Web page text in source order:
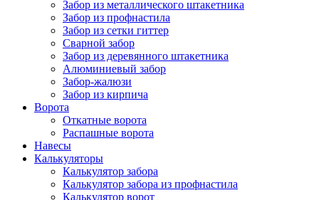
Забор из металлического штакетника
Забор из профнастила
Забор из сетки гиттер
Сварной забор
Забор из деревянного штакетника
Алюминиевый забор
Забор-жалюзи
Забор из кирпича
Ворота
Откатные ворота
Распашные ворота
Навесы
Калькуляторы
Калькулятор забора
Калькулятор забора из профнастила
Калькулятор ворот